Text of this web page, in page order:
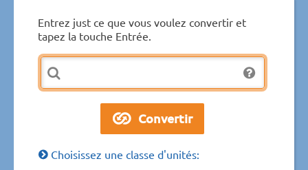
Entrez just ce que vous voulez convertir et
tapez la touche Entrée.
Choisissez une classe d'unités: